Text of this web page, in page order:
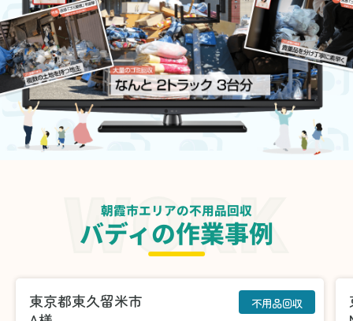
朝霞市エリアの不用品回収
バディの作業事例
東京都東久留米市
不用品回収